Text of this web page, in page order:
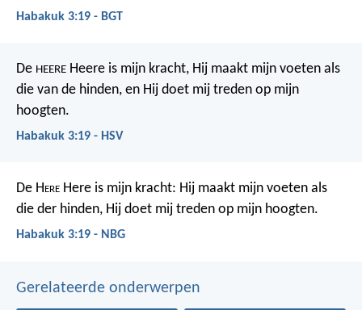
Habakuk 3:19 - BGT
De HEERE Heere is mijn kracht, Hij maakt mijn voeten als
die van de hinden, en Hij doet mij treden op mijn
hoogten.
Habakuk 3:19 - HSV
De Here Here is mijn kracht: Hij maakt mijn voeten als
die der hinden, Hij doet mij treden op mijn hoogten.
Habakuk 3:19 - NBG
Gerelateerde onderwerpen